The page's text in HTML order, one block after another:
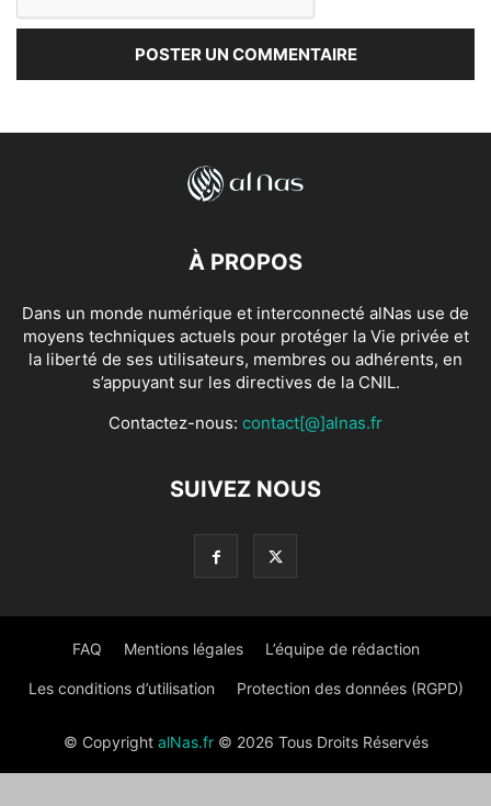
À PROPOS
Dans un monde numérique et interconnecté alNas use de
moyens techniques actuels pour protéger la Vie privée et
la liberté de ses utilisateurs, membres ou adhérents, en
s’appuyant sur les directives de la CNIL.
Contactez-nous: contact[@]alnas.fr
SUIVEZ NOUS
FAQ Mentions légales L’équipe de rédaction
Les conditions d’utilisation Protection des données (RGPD)
© Copyright alNas.fr© 2026 Tous Droits Réservés